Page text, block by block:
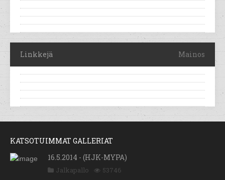
Linkkejä Mainos
KATSOTUIMMAT GALLERIAT
16.5.2014 - (HJK-MYPA)
Jalkapallo 53746